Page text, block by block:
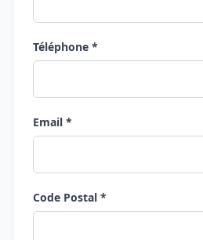
Téléphone *
Email *
Code Postal *